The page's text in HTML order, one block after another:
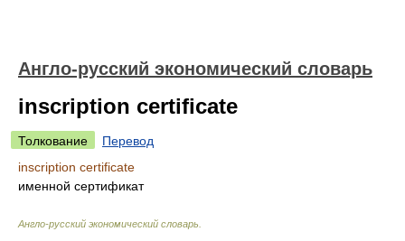
Англо-русский экономический словарь
inscription certificate
Толкование
Перевод
inscription certificate
именной сертификат
Англо-русский экономический словарь